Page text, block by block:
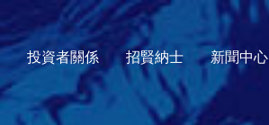
投資者關係 招賢納士 新聞中心